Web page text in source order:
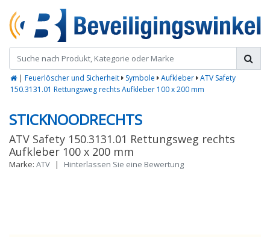
| Feuerlöscher und Sicherheit Symbole Aufkleber ATV Safety
150.3131.01 Rettungsweg rechts Aufkleber 100 x 200 mm
STICKNOODRECHTS
ATV Safety 150.3131.01 Rettungsweg rechts
Aufkleber 100 x 200 mm
Marke: ATV | Hinterlassen Sie eine Bewertung